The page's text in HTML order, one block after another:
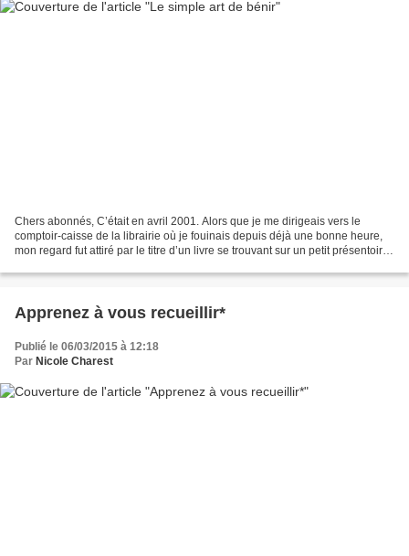
Chers abonnés, C’était en avril 2001. Alors que je me dirigeais vers le
comptoir-caisse de la librairie où je fouinais depuis déjà une bonne heure,
mon regard fut attiré par le titre d’un livre se trouvant sur un petit présentoir :
Apprenez à vous recueillir*
Publié le 06/03/2015 à 12:18
Par Nicole Charest